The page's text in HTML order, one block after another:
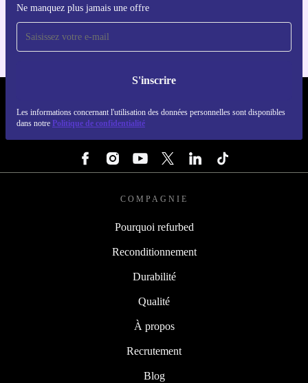
Ne manquez plus jamais une offre
S'inscrire
Les informations concernant l'utilisation des données personnelles sont disponibles
dans notre Politique de confidentialité
Pour iOS et Android
COMPAGNIE
Pourquoi refurbed
Reconditionnement
Durabilité
Qualité
À propos
Recrutement
Blog